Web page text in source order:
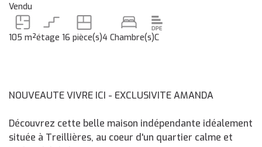
Vendu
105 m²étage 16 pièce(s)4 Chambre(s)C
NOUVEAUTE VIVRE ICI - EXCLUSIVITE AMANDA
Découvrez cette belle maison indépendante idéalement
située à Treillières, au coeur d'un quartier calme et